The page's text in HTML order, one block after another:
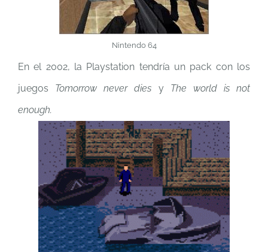
Nintendo 64
En el 2002, la Playstation tendría un pack con los
juegos Tomorrow never dies y The world is not
enough.